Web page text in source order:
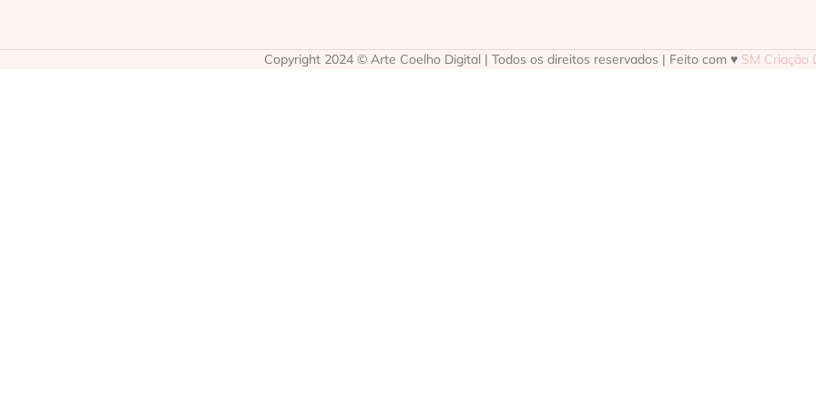
Copyright 2024 © Arte Coelho Digital | Todos os direitos reservados | Feito com ♥ SM Criação